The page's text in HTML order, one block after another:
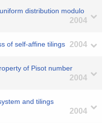
distribution modulo
2004
of self-affine tilings 2004
of Pisot number
2004
and tilings
2004